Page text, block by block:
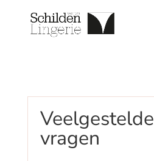
Veelgestelde
vragen